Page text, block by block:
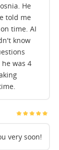
He
told me
time. AI
know
was 4
very soon!